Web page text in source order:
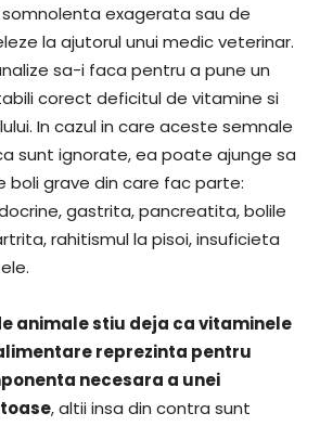
exagerata sau de
la ajutorul unui medic veterinar.
sa-i faca pentru a pune un
corect deficitul de vitamine si
In cazul in care aceste semnale
sunt ignorate, ea poate ajunge sa
boli grave din care fac parte:
gastrita, pancreatita, bolile
rahitismul la pisoi, insuficieta
animale stiu deja ca vitaminele
reprezinta pentru
necesara a unei
, altii insa din contra sunt